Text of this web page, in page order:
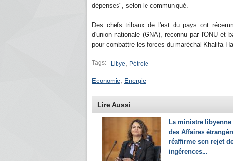
dépenses", selon le communiqué.
Des chefs tribaux de l'est du pays ont
d'union nationale (GNA), reconnu par l'ONU et
pour combattre les forces du maréchal Khalifa
Tags: Libye, Pétrole
Economie, Energie
Lire Aussi
La ministre libyenne
des Affaires
réaffirme son rejet
ingérences...